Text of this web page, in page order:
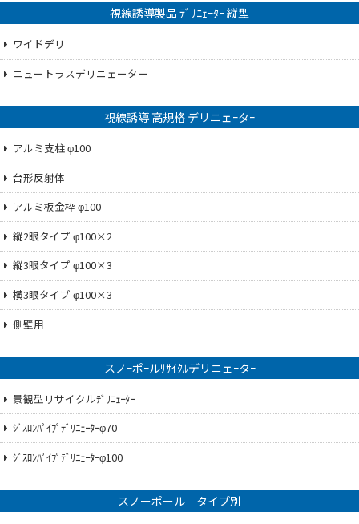
視線誘導製品 ﾃﾞﾘﾆｪｰﾀｰ 縦型
ワイドデリ
ニュートラスデリニェーター
視線誘導 高規格 デリニェｰタｰ
アルミ支柱 φ100
台形反射体
アルミ板金枠 φ100
縦2眼タイプ φ100×2
縦3眼タイプ φ100×3
横3眼タイプ φ100×3
側壁用
スノｰポｰルﾘｻｲｸﾙデリニェｰタｰ
景観型リサイクルﾃﾞﾘﾆｪｰﾀｰ
ｼﾞｽﾛﾝﾊﾟｲﾌﾟﾃﾞﾘﾆｪｰﾀｰφ70
ｼﾞｽﾛﾝﾊﾟｲﾌﾟﾃﾞﾘﾆｪｰﾀｰφ100
スノーポール タイプ別